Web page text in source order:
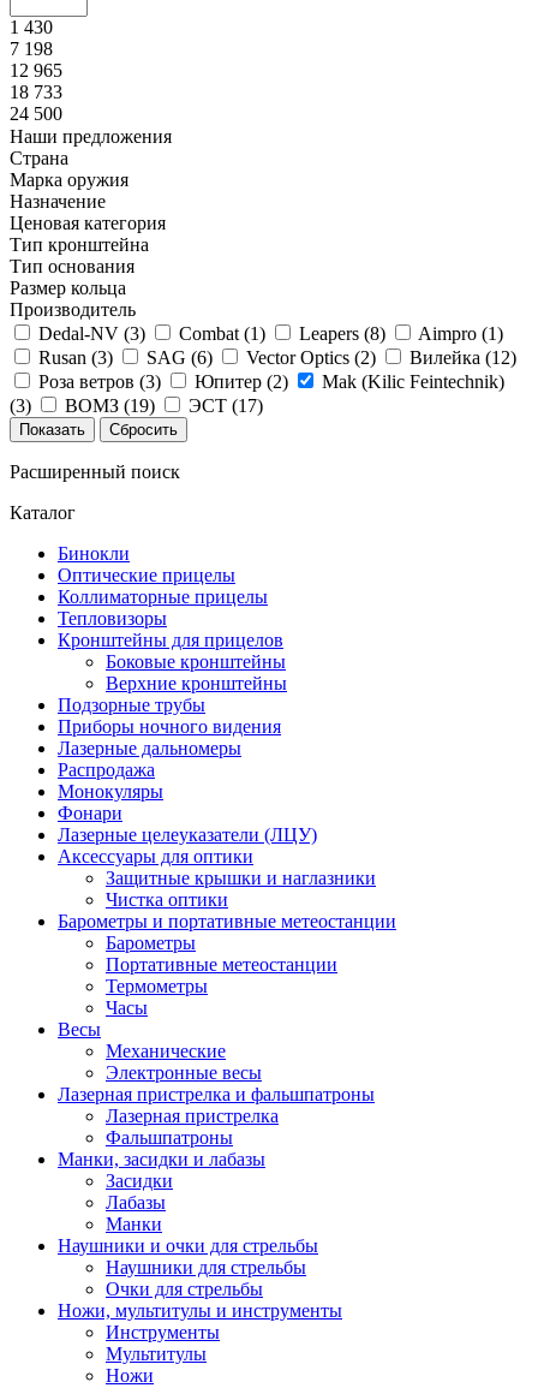
1 430
7 198
12 965
18 733
24 500
Наши предложения
Страна
Марка оружия
Назначение
Ценовая категория
Тип кронштейна
Тип основания
Размер кольца
Производитель
Dedal-NV (3) Combat (1) Leapers (8) Aimpro (1)
Rusan (3) SAG (6) Vector Optics (2) Вилейка (12)
Роза ветров (3) Юпитер (2)
Mak (Kilic Feintechnik)
(3) ВОМЗ (19) ЭСТ (17)
Расширенный поиск
Каталог
Бинокли
Оптические прицелы
Коллиматорные прицелы
Тепловизоры
Кронштейны для прицелов
Боковые кронштейны
Верхние кронштейны
Подзорные трубы
Приборы ночного видения
Лазерные дальномеры
Распродажа
Монокуляры
Фонари
Лазерные целеуказатели (ЛЦУ)
Аксессуары для оптики
Защитные крышки и наглазники
Чистка оптики
Барометры и портативные метеостанции
Барометры
Портативные метеостанции
Термометры
Часы
Весы
Механические
Электронные весы
Лазерная пристрелка и фальшпатроны
Лазерная пристрелка
Фальшпатроны
Манки, засидки и лабазы
Засидки
Лабазы
Манки
Наушники и очки для стрельбы
Наушники для стрельбы
Очки для стрельбы
Ножи, мультитулы и инструменты
Инструменты
Мультитулы
Ножи